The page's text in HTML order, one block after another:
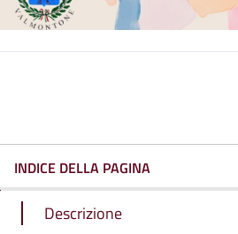
INDICE DELLA PAGINA
Descrizione